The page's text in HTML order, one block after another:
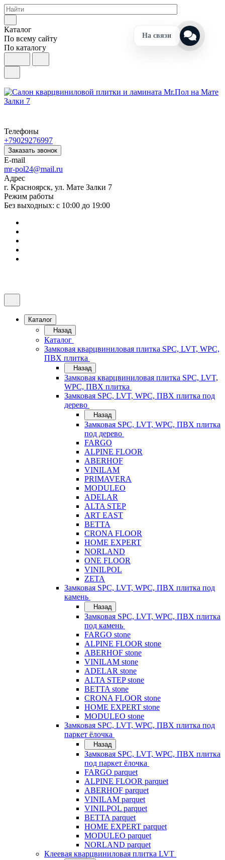
Каталог
По всему сайту
По каталогу
Телефоны
+79029276997
Заказать звонок
E-mail
mr-pol24@mail.ru
Адрес
г. Красноярск, ул. Мате Залки 7
Режим работы
Без выходных: с 10:00 до 19:00
Каталог
Назад
Каталог
Замковая кварцвиниловая плитка SPC, LVT, WPC,
ПВХ плитка
Назад
Замковая кварцвиниловая плитка SPC, LVT,
WPC, ПВХ плитка
Замковая SPC, LVT, WPC, ПВХ плитка под
дерево
Назад
Замковая SPC, LVT, WPC, ПВХ плитка
под дерево
FARGO
ALPINE FLOOR
ABERHOF
VINILAM
PRIMAVERA
MODULEO
ADELAR
ALTA STEP
ART EAST
BETTA
CRONA FLOOR
HOME EXPERT
NORLAND
ONE FLOOR
VINILPOL
ZETA
Замковая SPC, LVT, WPC, ПВХ плитка под
камень
Назад
Замковая SPC, LVT, WPC, ПВХ плитка
под камень
FARGO stone
ALPINE FLOOR stone
ABERHOF stone
VINILAM stone
ADELAR stone
ALTA STEP stone
BETTA stone
CRONA FLOOR stone
HOME EXPERT stone
MODULEO stone
Замковая SPC, LVT, WPC, ПВХ плитка под
паркет ёлочка
Назад
Замковая SPC, LVT, WPC, ПВХ плитка
под паркет ёлочка
FARGO parquet
ALPINE FLOOR parquet
ABERHOF parquet
VINILAM parquet
VINILPOL parquet
BETTA parquet
HOME EXPERT parquet
MODULEO parquet
NORLAND parquet
Клеевая кварцвиниловая плитка LVT
На связи